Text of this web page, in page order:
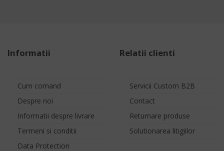
Informatii
Cum comand
Despre noi
Informatii despre livrare
Termeni si conditii
Data Protection
Relatii clienti
Servicii Custom B2B
Contact
Returnare produse
Solutionarea litigiilor